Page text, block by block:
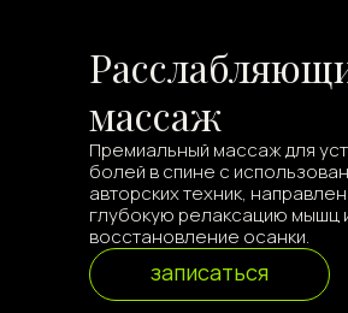
массаж
Премиальный массаж для
болей в спине с
авторских техник,
глубокую релаксацию мышц
восстановление осанки.
записаться